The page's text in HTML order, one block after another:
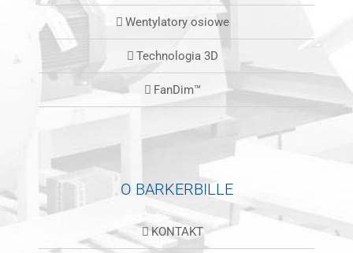
Wentylatory osiowe
Technologia 3D
FanDim™
O BARKERBILLE
KONTAKT